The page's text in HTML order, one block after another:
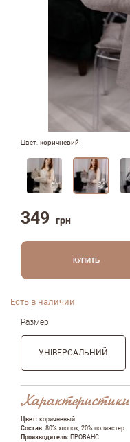
Цвет: коричневий
349 грн
КУПИТЬ
Есть в наличии
Размер
УНІВЕРСАЛЬНИЙ
Характеристики
Цвет: коричневый
Состав: 80% хлопок, 20% полиэстер
Производитель: ПРОВАНС